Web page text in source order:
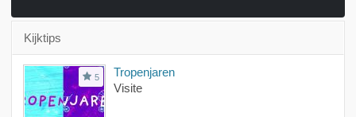
Kijktips
5
Tropenjaren
Visite